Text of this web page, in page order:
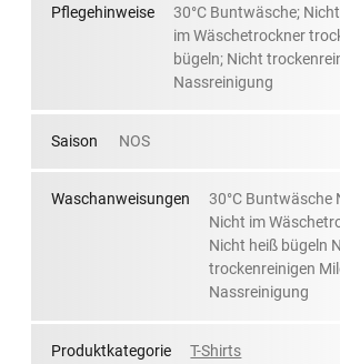
Pflegehinweise
30°C Buntwäsche;
im Wäschetrockner
bügeln; Nicht
Nassreinigung
Saison NOS
Waschanweisungen
30°C Buntwäsche
Nicht im
Nicht heiß bügeln
trockenreinigen
Nassreinigung
Produktkategorie T-Shirts